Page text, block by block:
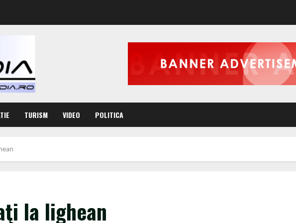
TURISM VIDEO POLITICA
la lighean